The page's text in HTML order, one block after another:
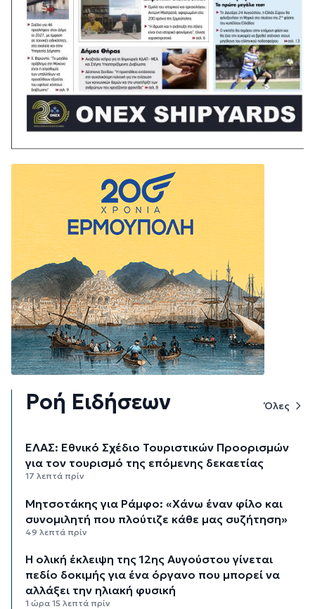
Ροή Ειδήσεων Όλες
ΕΛΑΣ: Εθνικό Σχέδιο Τουριστικών Προορισμών
για τον τουρισμό της επόμενης δεκαετίας
17 λεπτά πρίν
Μητσοτάκης για Ράμφο: «Χάνω έναν φίλο και
συνομιλητή που πλούτιζε κάθε μας συζήτηση»
49 λεπτά πρίν
Η ολική έκλειψη της 12ης Αυγούστου γίνεται
πεδίο δοκιμής για ένα όργανο που μπορεί να
αλλάξει την ηλιακή φυσική
1 ώρα 15 λεπτά πρίν